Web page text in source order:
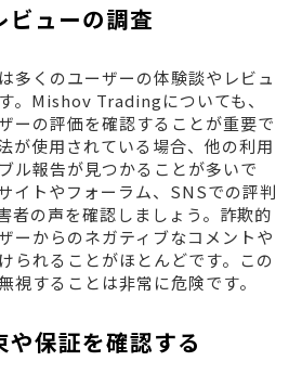
ューの調査
多くのユーザーの体験談やレビュ
。Mishov Tradingについても、
ーの評価を確認することが重要で
が使用されている場合、他の利用
ル報告が見つかることが多いで
イトやフォーラム、SNSでの評判
者の声を確認しましょう。詐欺的
ーからのネガティブなコメントや
られることがほとんどです。この
視することは非常に危険です。
保証を確認する